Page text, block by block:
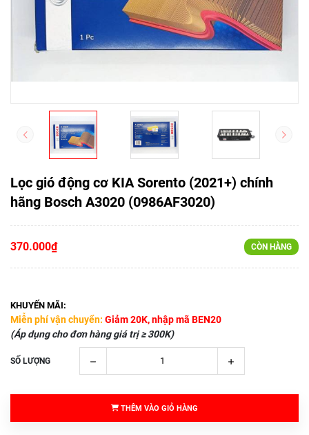
Lọc gió động cơ KIA Sorento (2021+) chính
hãng Bosch A3020 (0986AF3020)
370.000₫ CÒN HÀNG
KHUYẾN MÃI:
Miễn phí vận chuyển: Giảm 20K, nhập mã BEN20
(Áp dụng cho đơn hàng giá trị ≥ 300K)
SỐ LƯỢNG
THÊM VÀO GIỎ HÀNG